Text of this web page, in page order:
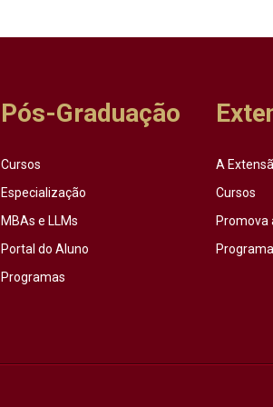
Pós-Graduação
Cursos
Especialização
MBAs e LLMs
Portal do Aluno
Programas
A
Cursos
Promova